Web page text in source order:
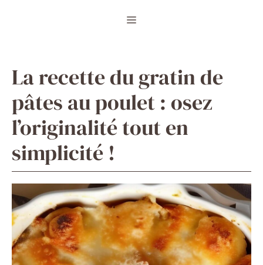
Menu
La recette du gratin de
pâtes au poulet : osez
l’originalité tout en
simplicité !